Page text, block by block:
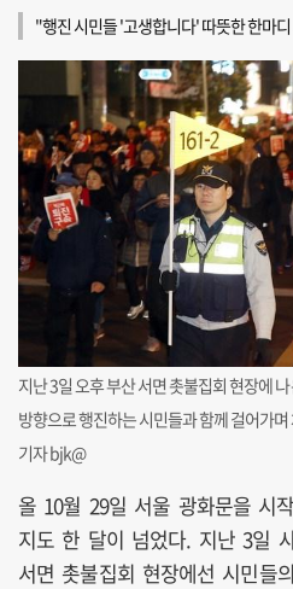
"행진 시민들 '고생합니다' 따뜻한 한마
지난 3일 오후 부산 서면 촛불집회 현장에
방향으로 행진하는 시민들과 함께 걸어가
기자 bjk@
올 10월 29일 서울 광화문을 시
지도 한 달이 넘었다. 지난 3일
서면 촛불집회 현장에선 시민들